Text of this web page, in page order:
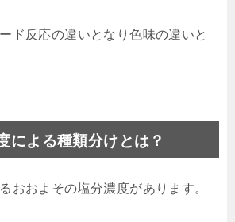
ド反応の違いとなり色味の違いと
による種類分けとは？
おおよその塩分濃度があります。